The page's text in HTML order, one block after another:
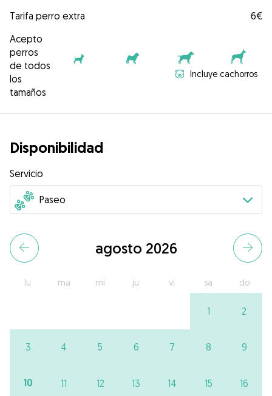
Tarifa perro extra
6€
Acepto
perros
de todos
los
tamaños
Incluye cachorros
Disponibilidad
Servicio
agosto 2026
lu ma mi ju vi sa do
1 2
3 4 5 6 7 8 9
10 11 12 13 14 15 16